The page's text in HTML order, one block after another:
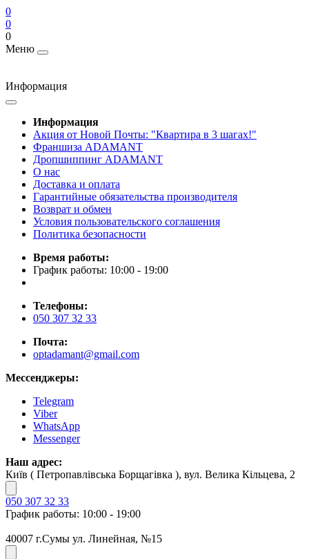
0
0
0
Меню
Информация
Информация
Акция от Новой Почты: "Квартира в 3 шагах!"
Франшиза ADAMANT
Дропшиппинг ADAMANT
О нас
Доставка и оплата
Гарантийные обязательства производителя
Возврат и обмен
Условия пользовательского соглашения
Политика безопасности
Время работы:
График работы: 10:00 - 19:00
Телефоны:
050 307 32 33
Почта:
optadamant@gmail.com
Мессенджеры:
Telegram
Viber
WhatsApp
Messenger
Наш адрес:
Київ ( Петропавлівська Борщагівка ), вул. Велика Кільцева, 2
050 307 32 33
График работы: 10:00 - 19:00
40007 г.Сумы ул. Линейная, №15